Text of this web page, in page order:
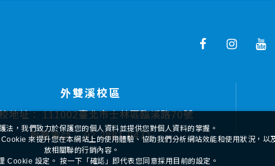
外雙溪校區
地址：
111002臺北市士林區臨溪路70號
聯繫電話： 02-2881-9471
法，我們致力於保護您的個人資料並提供您對個人資料的掌握。
來提升您在本網站上的使用體驗、協助我們分析網站效能和使用狀況，以
放相關聯的行銷內容。
Cookie 設定。 按一下「確認」即代表您同意採用目前的設定。